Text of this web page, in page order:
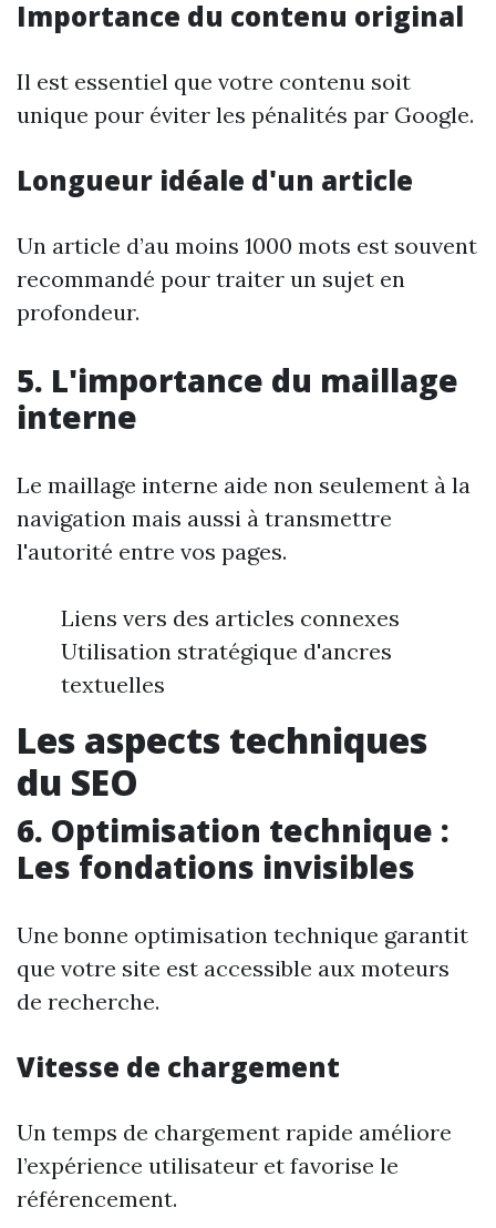
Importance du contenu original
Il est essentiel que votre contenu soit
unique pour éviter les pénalités par Google.
Longueur idéale d'un article
Un article d’au moins 1000 mots est souvent
recommandé pour traiter un sujet en
profondeur.
5. L'importance du maillage
interne
Le maillage interne aide non seulement à la
navigation mais aussi à transmettre
l'autorité entre vos pages.
Liens vers des articles connexes
Utilisation stratégique d'ancres
textuelles
Les aspects techniques
du SEO
6. Optimisation technique :
Les fondations invisibles
Une bonne optimisation technique garantit
que votre site est accessible aux moteurs
de recherche.
Vitesse de chargement
Un temps de chargement rapide améliore
l’expérience utilisateur et favorise le
référencement.